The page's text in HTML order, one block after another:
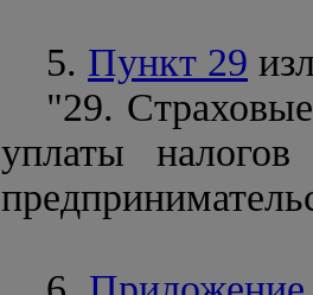
5. Пункт 29
"29.
уплаты